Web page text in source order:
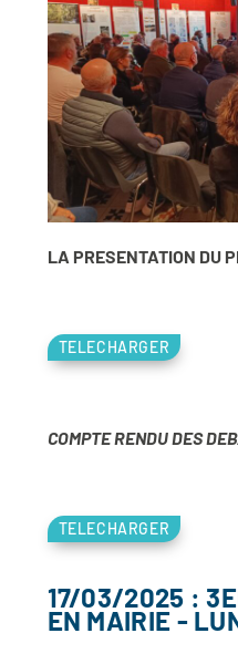
LA PRESENTATION DU
TELECHARGER
COMPTE RENDU DES
TELECHARGER
17/03/2025 :
EN MAIRIE -